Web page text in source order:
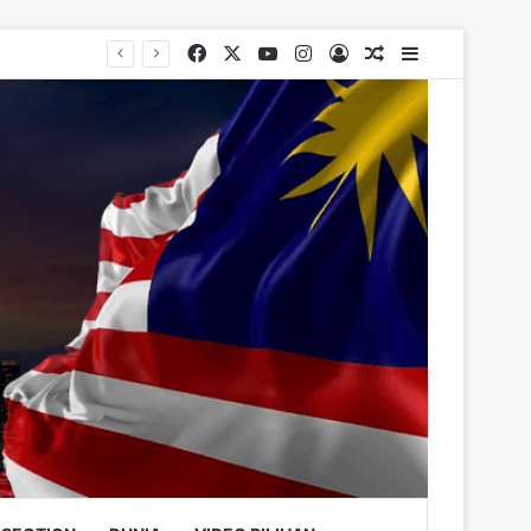
Facebook YouTubeInstagram
Log InRandom Article